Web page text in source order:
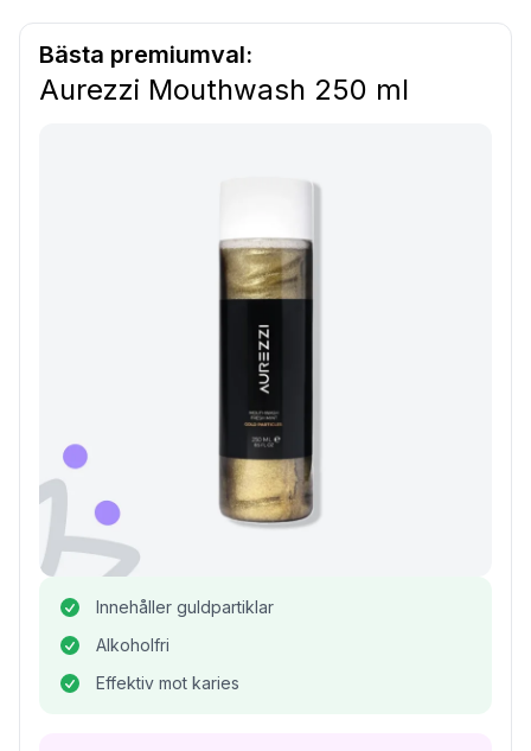
Bästa premiumval:
Aurezzi Mouthwash 250 ml
Innehåller guldpartiklar
Alkoholfri
Effektiv mot karies